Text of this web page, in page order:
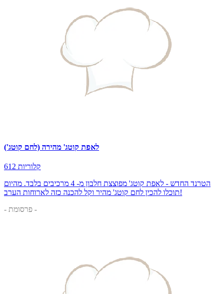
לאפת קוטג' מהירה (לחם קוטג')
612 קלוריות
הטרנד החדש - לאפת קוטג' מפוצצת חלבון מ- 4 מרכיבים בלבד. מהיום
תוכלו להכין לחם קוטג' מהיר וקל להכנה כזה לארוחות הערב!
- פרסומת -